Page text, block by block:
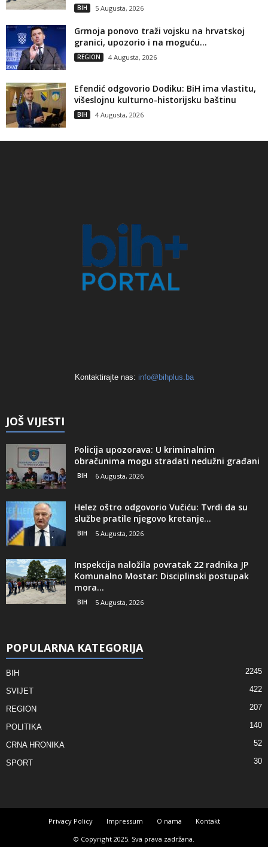
BIH 5 Augusta, 2026
Grmoja ponovo traži vojsku na hrvatskoj
granici, upozorio i na moguću...
REGION 4 Augusta, 2026
Efendić odgovorio Dodiku: BiH ima vlastitu,
višeslojnu kulturno-historijsku baštinu
BIH 4 Augusta, 2026
Kontaktirajte nas: info@bihplus.ba
JOŠ VIJESTI
Policija upozorava: U kriminalnim
obračunima mogu stradati nedužni građani
BIH 6 Augusta, 2026
Helez oštro odgovorio Vučiću: Tvrdi da su
službe pratile njegovo kretanje...
BIH 5 Augusta, 2026
Inspekcija naložila povratak 22 radnika JP
Komunalno Mostar: Disciplinski postupak
mora...
BIH 5 Augusta, 2026
POPULARNA KATEGORIJA
BIH 2245
SVIJET 422
REGION 207
POLITIKA 140
CRNA HRONIKA 52
SPORT 30
Privacy Policy Impressum O nama
Kontakt
© Copyright 2025. Sva prava zadržana.